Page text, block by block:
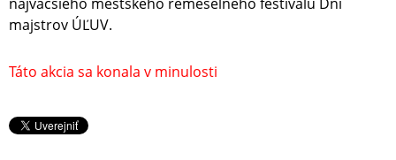
majstrov ÚĽUV.
Táto akcia sa konala v minulosti